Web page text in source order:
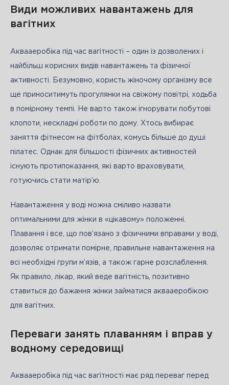
Види можливих навантажень для
вагітних
Аквааеробіка під час вагітності – один із дозволених і
найбільш корисних видів навантажень та фізичної
активності. Безумовно, користь жіночому організму все
ще приноситимуть прогулянки на свіжому повітрі, ходьба
в помірному темпі. Не варто також ігнорувати побутові
клопоти, нескладні роботи по дому. Хтось вибирає
заняття фітнесом на фітболах, комусь більше до душі
пілатес. Однак для більшості фізичних активностей
існують протипоказання, які варто враховувати,
готуючись стати матір’ю.
Навантаження у воді можна сміливо назвати
оптимальними для жінки в «цікавому» положенні.
Плавання і все, що пов’язано з фізичними вправами у воді,
дозволяє отримати помірне, правильне навантаження на
всі необхідні групи м’язів, а також гарне розслаблення.
Як правило, лікар, який веде вагітність, позитивно
ставиться до бажання жінки займатися аквааеробікою
для вагітних.
Переваги занять плаванням і вправ у
водному середовищі
Аквааеробіка під час вагітності має ряд переваг перед